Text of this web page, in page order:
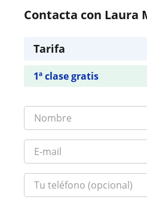
Contacta con Laura
Tarifa
1ª clase gratis